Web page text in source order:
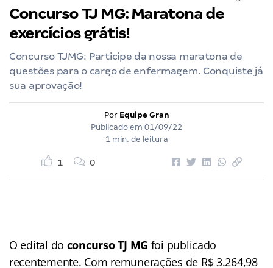
Concurso TJ MG: Maratona de
exercícios grátis!
Concurso TJMG: Participe da nossa maratona de
questões para o cargo de enfermagem. Conquiste já
sua aprovação!
Por Equipe Gran
Publicado em 01/09/22
1 min. de leitura
1 0
O edital do concurso TJ MG foi publicado
recentemente. Com remunerações de R$ 3.264,98